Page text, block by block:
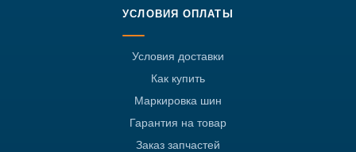
УСЛОВИЯ ОПЛАТЫ
Условия доставки
Как купить
Маркировка шин
Гарантия на товар
Заказ запчастей